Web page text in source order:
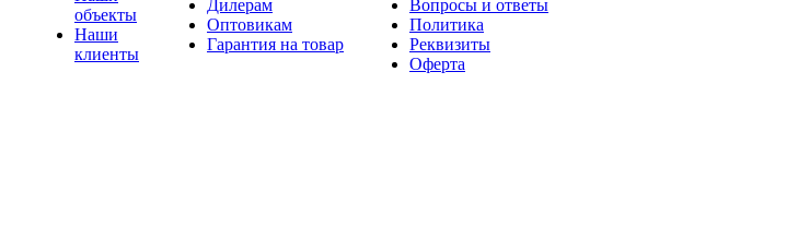
объекты
Наши
клиенты
Дилерам
Оптовикам
Гарантия на товар
Вопросы и ответы
Политика
Реквизиты
Оферта